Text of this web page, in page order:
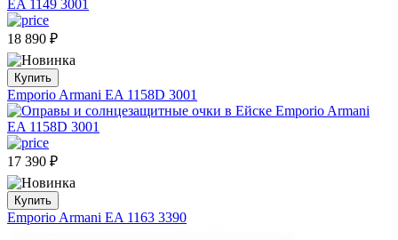
18 890 ₽
Купить
Emporio Armani EA 1158D 3001
17 390 ₽
Купить
Emporio Armani EA 1163 3390